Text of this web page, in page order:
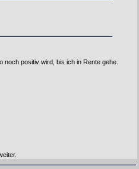
noch positiv wird, bis ich in Rente gehe.